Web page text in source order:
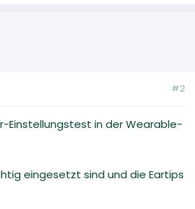
#2
Einstellungstest in der Wearable-
eingesetzt sind und die Eartips